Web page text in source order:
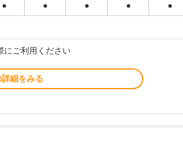
● ● ● ● ●
にご利用ください
細をみる